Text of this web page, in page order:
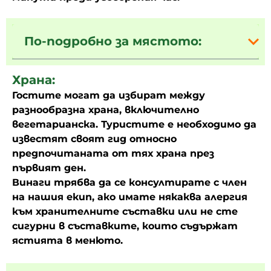
По-подробно за мястото:
Храна:
Гостите могат да избират между
разнообразна храна, включително
вегетарианска. Туристите е необходимо да
известят своят гид относно
предпочитаната от тях храна през
първият ден.
Винаги трябва да се консултирате с член
на нашия екип, ако имате някаква алергия
към хранителните съставки или не сте
сигурни в съставките, които съдържат
ястията в менюто.